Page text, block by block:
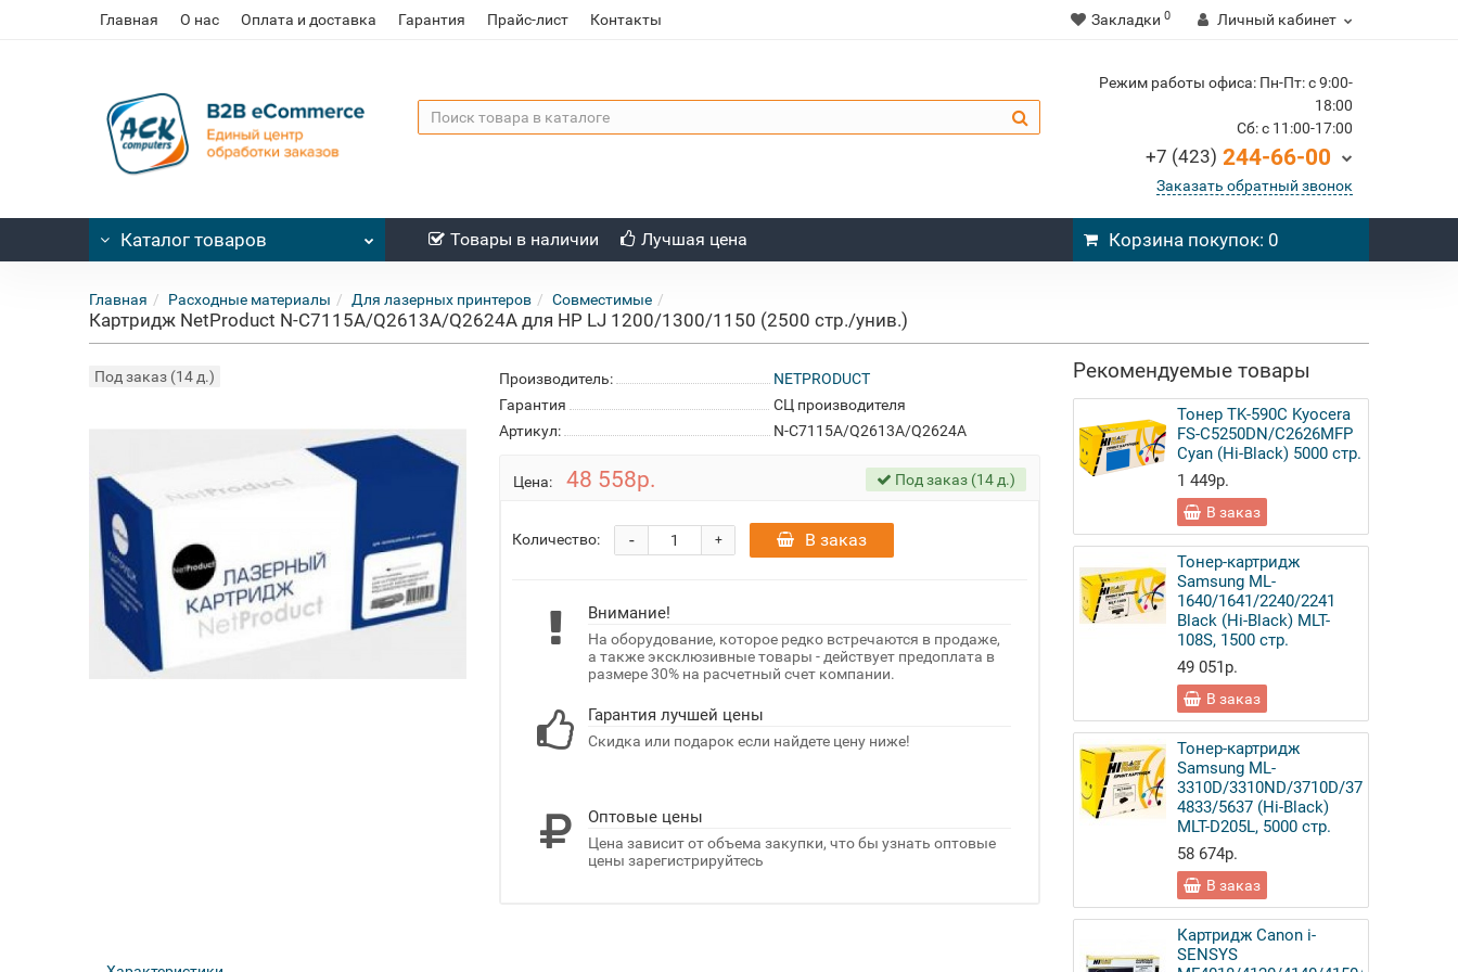
Главная О нас Оплата и доставка Гарантия Прайс-лист Контакты Закладки 0 Личный кабинет
Режим работы офиса: Пн-Пт: c 9:00-
18:00
Cб: c 11:00-17:00
+7 (423) 244-66-00
Заказать обратный звонок
Каталог товаров Товары в наличии Лучшая цена Корзина покупок: 0
Главная Расходные материалы Для лазерных принтеров Совместимые
Картридж NetProduct N-C7115A/Q2613А/Q2624A для HP LJ 1200/1300/1150 (2500 стр./унив.)
Под заказ (14 д.) Производитель:
NETPRODUCT
Гарантия
СЦ производителя
Артикул:
N-C7115A/Q2613А/Q2624A
Цена: 48 558р. Под заказ (14 д.)
Количество: +
- В заказ
Внимание!
На оборудование, которое редко встречаются в продаже,
а также эксклюзивные товары - действует предоплата в
размере 30% на расчетный счет компании.
Гарантия лучшей цены
Скидка или подарок если найдете цену ниже!
Оптовые цены
Цена зависит от объема закупки, что бы узнать оптовые
цены зарегистрируйтесь
Рекомендуемые товары
Тонер TK-590C Kyocera
FS-C5250DN/C2626MFP
Cyan (Hi-Black) 5000 стр.
1 449р.
В заказ
Тонер-картридж
Samsung ML-
1640/1641/2240/2241
Black (Hi-Black) MLT-
108S, 1500 стр.
49 051р.
В заказ
Тонер-картридж
Samsung ML-
3310D/3310ND/3710D/3710ND/SCX-
4833/5637 (Hi-Black)
MLT-D205L, 5000 стр.
58 674р.
В заказ
Картридж Canon i-
SENSYS